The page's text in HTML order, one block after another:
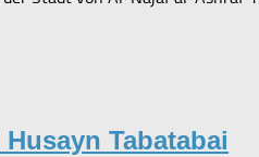
Tabatabai